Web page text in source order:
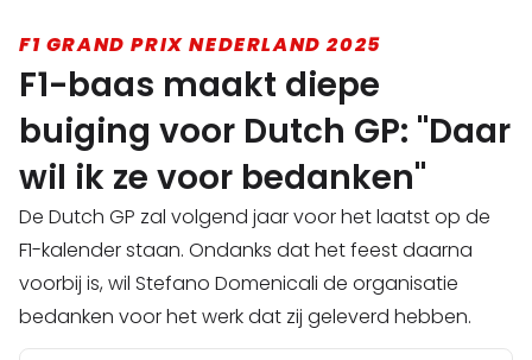
F1 GRAND PRIX NEDERLAND 2025
F1-baas maakt diepe
buiging voor Dutch GP: "Daar
wil ik ze voor bedanken"
De Dutch GP zal volgend jaar voor het laatst op de
F1-kalender staan. Ondanks dat het feest daarna
voorbij is, wil Stefano Domenicali de organisatie
bedanken voor het werk dat zij geleverd hebben.